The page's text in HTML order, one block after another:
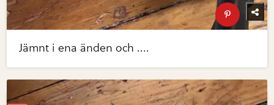
Jämnt i ena änden och ....